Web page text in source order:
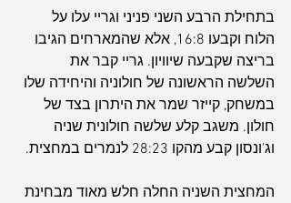
בתחילת הרבע השני פניני וגריי עלו על
הלוח וקבעו 16:8, אלא שהמארחים הגיבו
בריצה שקבעה שיוויון. גריי קבר את
השלשה הראשונה של חולוניה והיחידה שלו
במשחק, קייזר שמר את היתרון בצד של
חולון. משגב קלע שלשה חולונית שניה
וג'ונסון קבע מהקו 28:23 לנמרים במחצית.
המחצית השניה החלה חלש מאוד מבחינת